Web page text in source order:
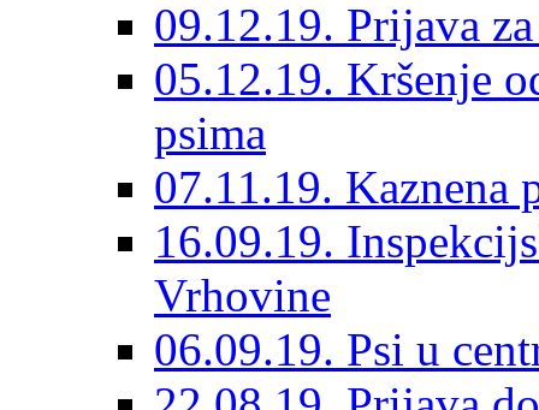
09.12.19. Prijava
05.12.19. Kršenje
psima
07.11.19. Kaznena
16.09.19.
Vrhovine
06.09.19. Psi u